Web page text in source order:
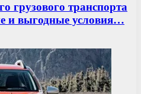
грузового транспорта
и выгодные условия…